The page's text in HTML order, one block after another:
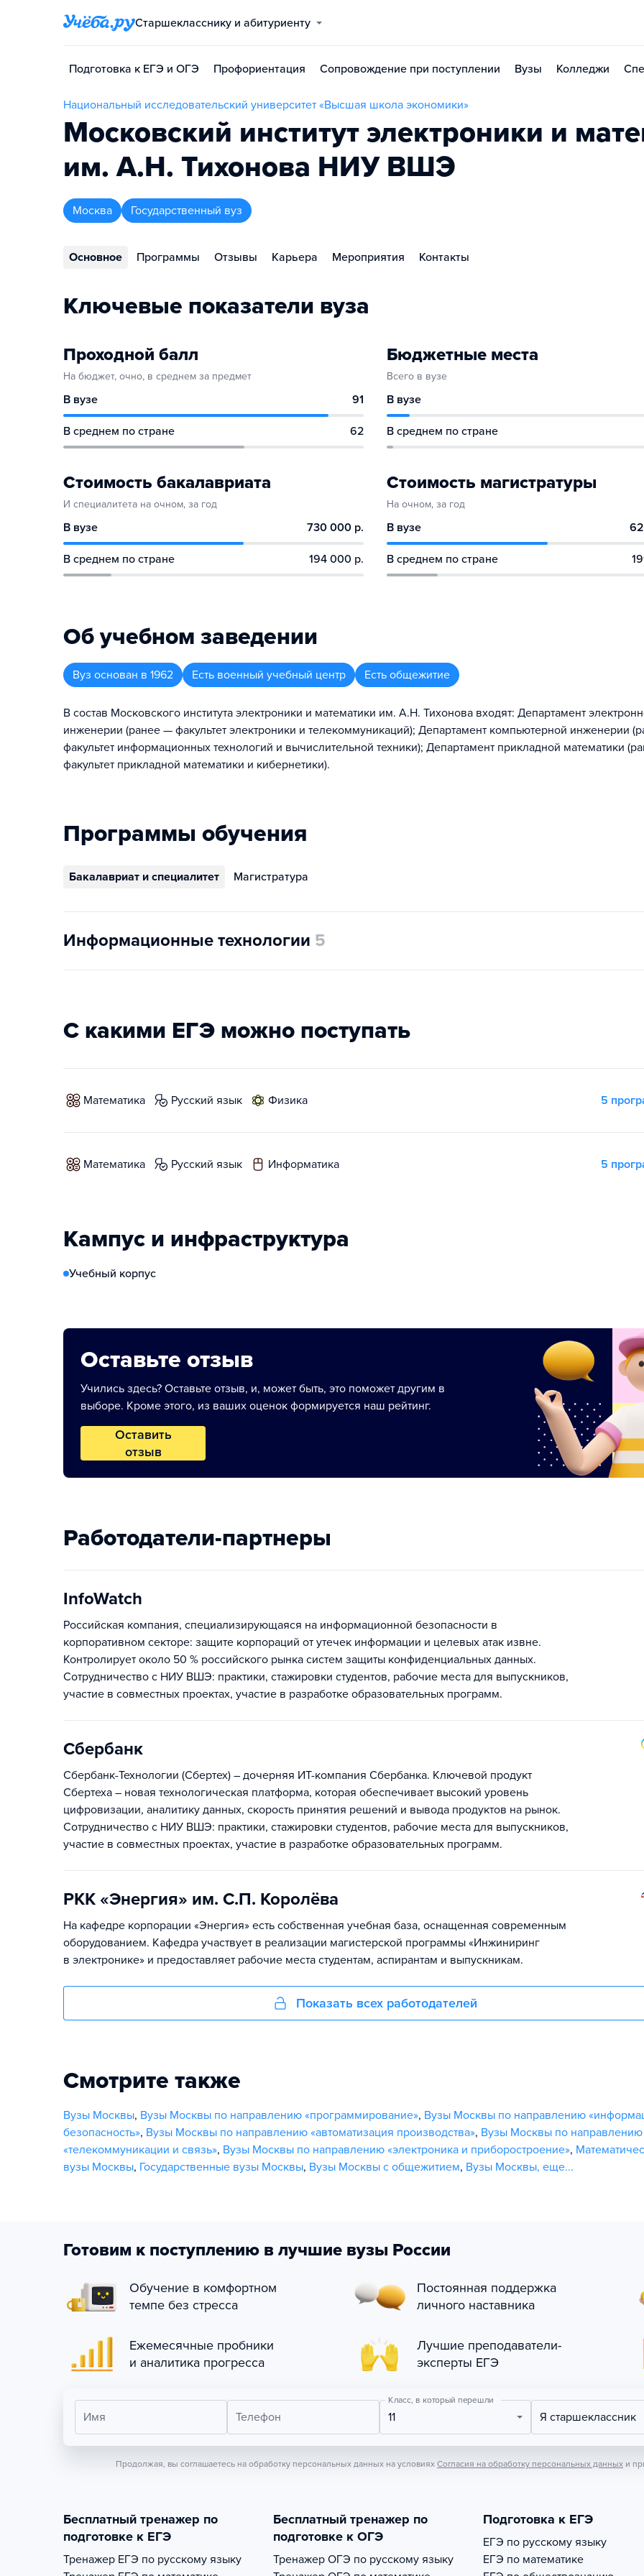
Старшекласснику и абитуриенту
Подготовка к ЕГЭ и ОГЭ Профориентация Сопровождение при поступлении Вузы Колледжи
Национальный исследовательский университет «Высшая школа экономики»
Московский институт электроники и
им. А.Н. Тихонова НИУ ВШЭ
Москва Государственный вуз
Основное Программы Отзывы Карьера Мероприятия Контакты
Ключевые показатели вуза
Проходной балл
На бюджет, очно, в среднем за предмет
В вузе 91
В среднем по стране 62
Бюджетные места
Всего в вузе
В вузе
В среднем по стране
Стоимость бакалавриата
И специалитета на очном, за год
В вузе 730 000 р.
В среднем по стране 194 000 р.
Стоимость магистратуры
На очном, за год
В вузе
В среднем по стране
Об учебном заведении
Вуз основан в 1962 Есть военный учебный центр Есть общежитие
В состав Московского института электроники и математики им. А.Н. Тихонова входят: Департамент
инженерии (ранее — факультет электроники и телекоммуникаций); Департамент компьютерной инженерии
факультет информационных технологий и вычислительной техники); Департамент прикладной математики
факультет прикладной математики и кибернетики).
Программы обучения
Бакалавриат и специалитет Магистратура
Информационные технологии 5
С какими ЕГЭ можно поступать
математика русский язык физика 5
математика русский язык информатика 5
Кампус и инфраструктура
Учебный корпус
Оставьте отзыв
Учились здесь? Оставьте отзыв, и, может быть, это поможет другим в
выборе. Кроме этого, из ваших оценок формируется наш рейтинг.
Оставить
отзыв
Работодатели-партнеры
InfoWatch
Российская компания, специализирующаяся на информационной безопасности в
корпоративном секторе: защите корпораций от утечек информации и целевых атак извне.
Контролирует около 50 % российского рынка систем защиты конфиденциальных данных.
Сотрудничество с НИУ ВШЭ: практики, стажировки студентов, рабочие места для выпускников,
участие в совместных проектах, участие в разработке образовательных программ.
Сбербанк
Сбербанк-Технологии (Сбертех) – дочерняя ИТ-компания Сбербанка. Ключевой продукт
Сбертеха – новая технологическая платформа, которая обеспечивает высокий уровень
цифровизации, аналитику данных, скорость принятия решений и вывода продуктов на рынок.
Сотрудничество с НИУ ВШЭ: практики, стажировки студентов, рабочие места для выпускников,
участие в совместных проектах, участие в разработке образовательных программ.
РКК «Энергия» им. С.П. Королёва
На кафедре корпорации «Энергия» есть собственная учебная база, оснащенная современным
оборудованием. Кафедра участвует в реализации магистерской программы «Инжиниринг
в электронике» и предоставляет рабочие места студентам, аспирантам и выпускникам.
Показать всех работодателей
Смотрите также
Вузы Москвы, Вузы Москвы по направлению «программирование», Вузы Москвы по направлению
безопасность», Вузы Москвы по направлению «автоматизация производства», Вузы Москвы по направлению
«телекоммуникации и связь», Вузы Москвы по направлению «электроника и приборостроение»,
вузы Москвы, Государственные вузы Москвы, Вузы Москвы с общежитием, Вузы Москвы, еще...
Готовим к поступлению в лучшие вузы России
Обучение в комфортном
темпе без стресса
Постоянная поддержка
личного наставника
Ежемесячные пробники
и аналитика прогресса
Лучшие преподаватели-
эксперты ЕГЭ
Имя Телефон
Класс, в который перешли
11 Я старшеклассник
Продолжая, вы соглашаетесь на обработку персональных данных на условиях Согласия на обработку персональных данных и
Бесплатный тренажер по
подготовке к ЕГЭ
Тренажер ЕГЭ по русскому языку
Бесплатный тренажер по
подготовке к ОГЭ
Тренажер ОГЭ по русскому языку
Подготовка к ЕГЭ
ЕГЭ по русскому языку
ЕГЭ по математике